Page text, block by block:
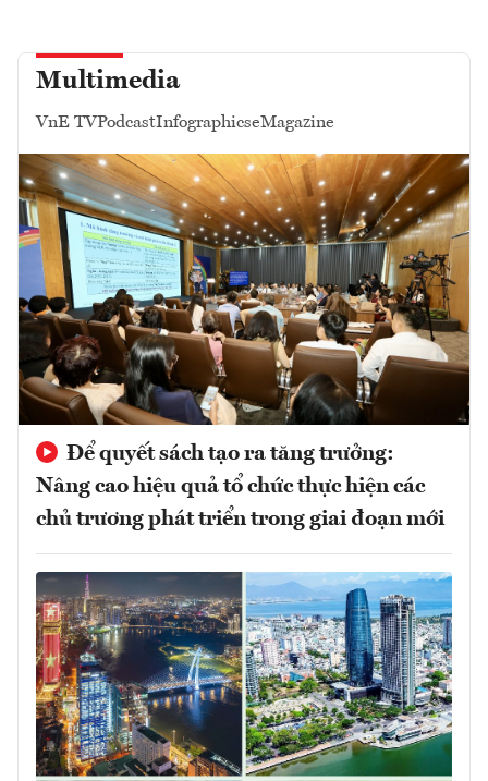
Multimedia
VnE TVPodcastInfographicseMagazine
Để quyết sách tạo ra tăng trưởng:
Nâng cao hiệu quả tổ chức thực hiện các
chủ trương phát triển trong giai đoạn mới